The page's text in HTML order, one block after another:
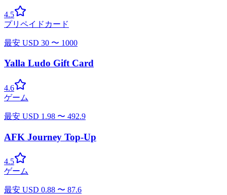
4.5
プリペイドカード
最安 USD 30 〜 1000
Yalla Ludo Gift Card
4.6
ゲーム
最安 USD 1.98 〜 492.9
AFK Journey Top-Up
4.5
ゲーム
最安 USD 0.88 〜 87.6